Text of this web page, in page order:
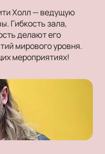
Холл — ведущую
Гибкость зала,
делают его
мирового уровня.
мероприятиях!